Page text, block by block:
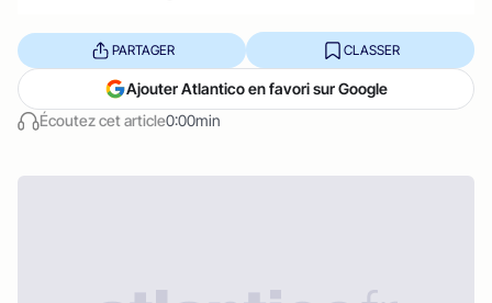
Écoutez cet article0:00min
PARTAGER CLASSER
Ajouter Atlantico en favori sur Google